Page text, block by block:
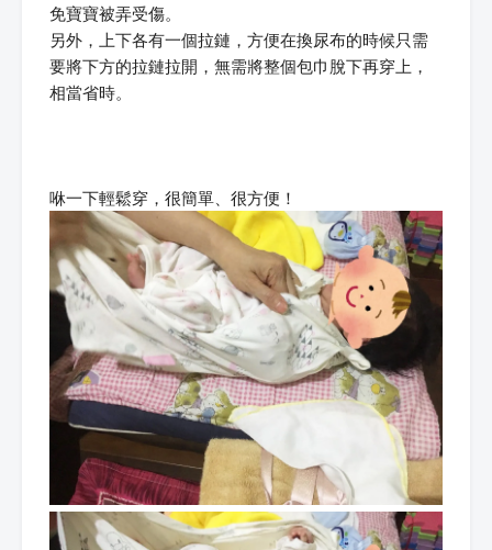
免寶寶被弄受傷。
另外，上下各有一個拉鏈，方便在換尿布的時候只需
要將下方的拉鏈拉開，無需將整個包巾脫下再穿上，
相當省時。
咻一下輕鬆穿，很簡單、很方便！